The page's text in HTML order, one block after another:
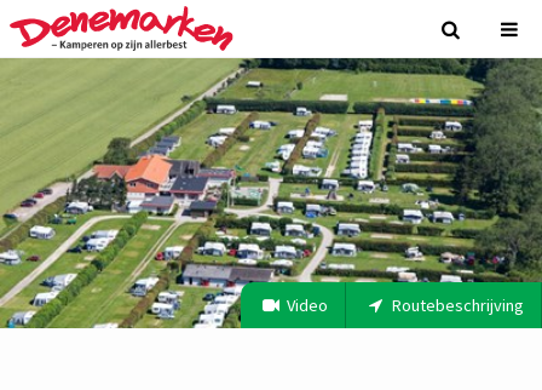
Video Routebeschrijving